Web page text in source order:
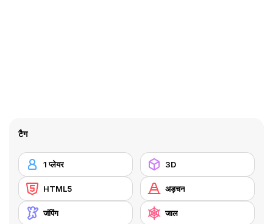
टैग
1 प्लेयर 3D
HTML5 अड़चन
जंपिंग जाल